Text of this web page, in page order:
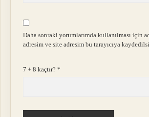
Daha sonraki yorumlarımda kullanılması için
adresim ve site adresim bu tarayıcıya
7 + 8 kaçtır?*